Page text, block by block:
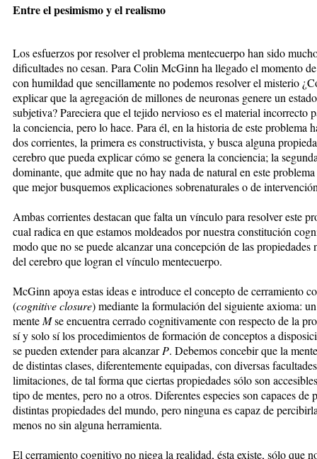
Entre el pesimismo y el realismo
Los esfuerzos por resolver el problema mentecuerpo han sido
dificultades no cesan. Para Colin McGinn ha llegado el momento
con humildad que sencillamente no podemos resolver el misterio
explicar que la agregación de millones de neuronas genere un
subjetiva? Pareciera que el tejido nervioso es el material incorrecto
la conciencia, pero lo hace. Para él, en la historia de este problema
dos corrientes, la primera es constructivista, y busca alguna
cerebro que pueda explicar cómo se genera la conciencia; la
dominante, que admite que no hay nada de natural en este
que mejor busquemos explicaciones sobrenaturales o de
Ambas corrientes destacan que falta un vínculo para resolver este
cual radica en que estamos moldeados por nuestra constitución
modo que no se puede alcanzar una concepción de las propiedades
del cerebro que logran el vínculo mentecuerpo.
McGinn apoya estas ideas e introduce el concepto de cerramiento
(cognitive closure) mediante la formulación del siguiente axioma:
mente Mse encuentra cerrado cognitivamente con respecto de la
sí y solo sí los procedimientos de formación de conceptos a
se pueden extender para alcanzarP. Debemos concebir que la
de distintas clases, diferentemente equipadas, con diversas
limitaciones, de tal forma que ciertas propiedades sólo son
tipo de mentes, pero no a otros. Diferentes especies son capaces de
distintas propiedades del mundo, pero ninguna es capaz de
menos no sin alguna herramienta.
El cerramiento cognitivo no niega la realidad, ésta existe, sólo que